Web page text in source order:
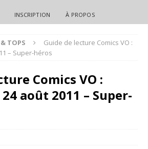
INSCRIPTION À PROPOS
TOPS
Guide de lecture Comics VO :
– Super-héros
Comics VO :
août 2011 – Super-